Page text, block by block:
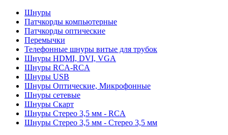
Шнуры
Патчкорды компьютерные
Патчкорды оптические
Перемычки
Телефонные шнуры витые для трубок
Шнуры HDMI, DVI, VGA
Шнуры RCA-RCA
Шнуры USB
Шнуры Оптические, Микрофонные
Шнуры сетевые
Шнуры Скарт
Шнуры Стерео 3,5 мм - RCA
Шнуры Стерео 3,5 мм - Стерео 3,5 мм